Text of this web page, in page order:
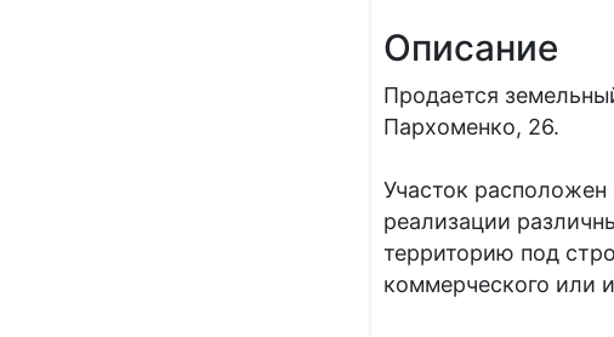
Описание
Продается
Пархоменко, 26.
Участок
реализации
территорию под
коммерческого или